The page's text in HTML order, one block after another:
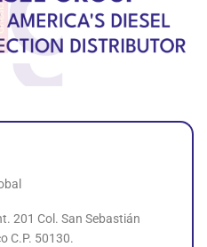
201 Col. San Sebastián
C.P. 50130.